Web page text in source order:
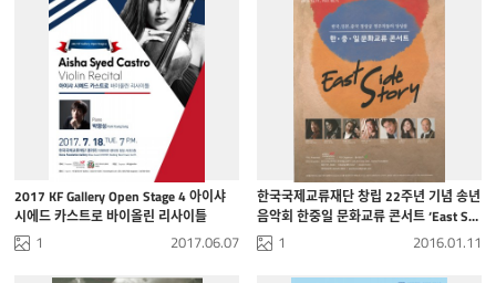
2017 KF Gallery Open Stage 4 아이샤
시에드 카스트로 바이올린 리사이틀
1 2017.06.07
한국국제교류재단 창립 22주년 기념 송년
음악회 한중일 문화교류 콘서트 ‘East Sid
e Story’
1 2016.01.11